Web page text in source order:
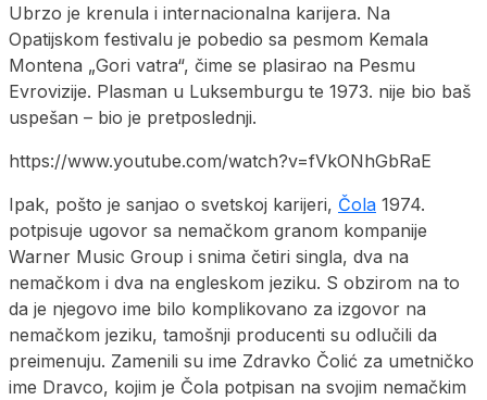
Ubrzo je krenula i internacionalna karijera. Na
Opatijskom festivalu je pobedio sa pesmom Kemala
Montena „Gori vatra“, čime se plasirao na Pesmu
Evrovizije. Plasman u Luksemburgu te 1973. nije bio baš
uspešan – bio je pretposlednji.
https://www.youtube.com/watch?v=fVkONhGbRaE
Ipak, pošto je sanjao o svetskoj karijeri, Čola 1974.
potpisuje ugovor sa nemačkom granom kompanije
Warner Music Group i snima četiri singla, dva na
nemačkom i dva na engleskom jeziku. S obzirom na to
da je njegovo ime bilo komplikovano za izgovor na
nemačkom jeziku, tamošnji producenti su odlučili da
preimenuju. Zamenili su ime Zdravko Čolić za umetničko
ime Dravco, kojim je Čola potpisan na svojim nemačkim